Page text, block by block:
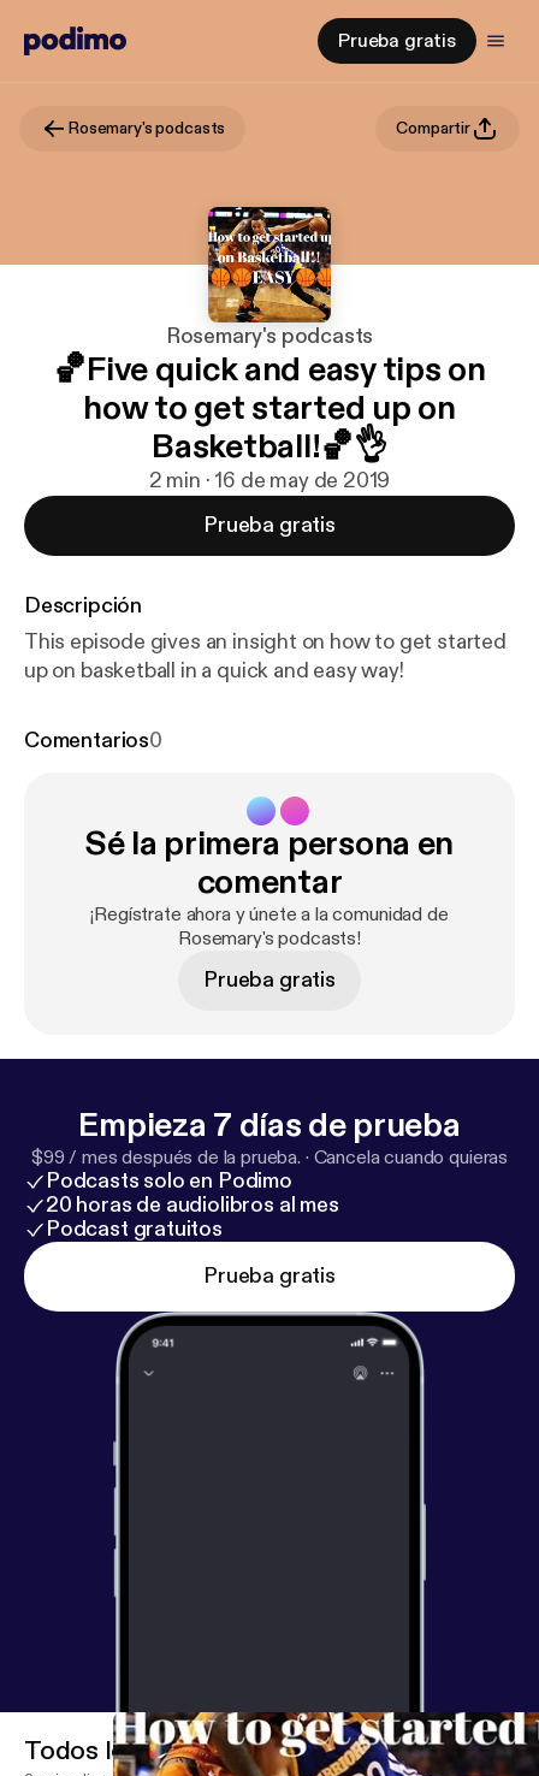
Prueba gratis
Rosemary's podcasts Compartir
Rosemary's podcasts
🏀Five quick and easy tips on
how to get started up on
Basketball!🏀👌
2 min · 16 de may de 2019
Prueba gratis
Descripción
This episode gives an insight on how to get started
up on basketball in a quick and easy way!
Comentarios0
Sé la primera persona en
comentar
¡Regístrate ahora y únete a la comunidad de
Rosemary's podcasts!
Prueba gratis
Empieza 7 días de prueba
$99 / mes después de la prueba. · Cancela cuando quieras
Podcasts solo en Podimo
20 horas de audiolibros al mes
Podcast gratuitos
Prueba gratis
Todos los episodios